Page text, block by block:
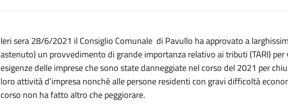
Ieri sera 28/6/2021 il Consiglio Comunale di Pavullo ha approvato a
astenuto) un provvedimento di grande importanza relativo ai tributi (TARI)
esigenze delle imprese che sono state danneggiate nel corso del 2021 per
loro attività d’impresa nonché alle persone residenti con gravi difficoltà
corso non ha fatto altro che peggiorare.